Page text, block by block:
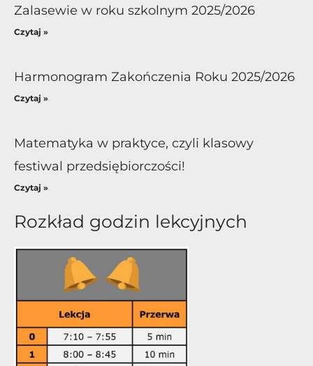
Zalasewie w roku szkolnym 2025/2026
Czytaj »
Harmonogram Zakończenia Roku 2025/2026
Czytaj »
Matematyka w praktyce, czyli klasowy
festiwal przedsiębiorczości!
Czytaj »
Rozkład godzin lekcyjnych